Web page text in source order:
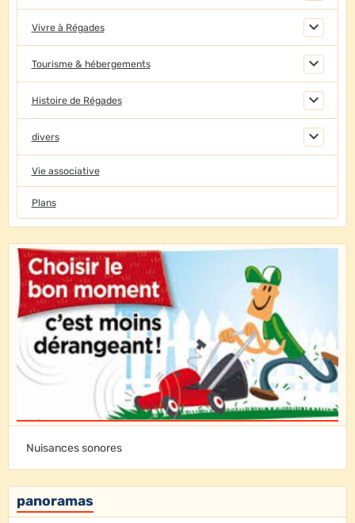
Vivre à Régades
Tourisme & hébergements
Histoire de Régades
divers
Vie associative
Plans
Nuisances sonores
panoramas